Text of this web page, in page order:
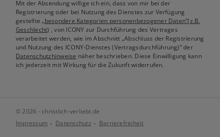
Mit der Absendung willige ich ein, dass von mir bei der
Registrierung oder bei Nutzung des Dienstes zur Verfügung
gestellte„besondere Kategorien personenbezogener Daten“(z.B.
Geschlecht) , von ICONY zur Durchführung des Vertrages
verarbeitet werden, wie im Abschnitt „Abschluss der Registrierung
und Nutzung des ICONY-Dienstes (Vertragsdurchführung)“ der
Datenschutzhinweise näher beschrieben. Diese Einwilligung kann
ich jederzeit mit Wirkung für die Zukunft widerrufen.
© 2026 - christlich-verliebt.de
Impressum
Datenschutz Barrierefreiheit